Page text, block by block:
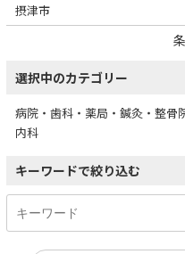
摂津市
選択中のカテゴリー
内科
キーワードで絞り込む